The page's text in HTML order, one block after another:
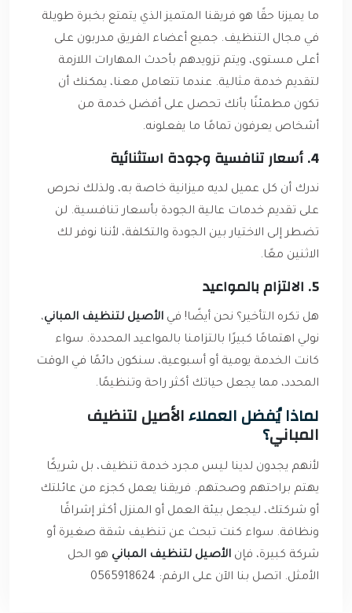
ما يميزنا حقًا هو فريقنا المتميز الذي يتمتع بخبرة طويلة
في مجال التنظيف. جميع أعضاء الفريق مدربون على
أعلى مستوى، ويتم تزويدهم بأحدث المهارات اللازمة
لتقديم خدمة مثالية. عندما تتعامل معنا، يمكنك أن
تكون مطمئنًا بأنك تحصل على أفضل خدمة من
أشخاص يعرفون تمامًا ما يفعلونه.
4. أسعار تنافسية وجودة استثنائية
ندرك أن كل عميل لديه ميزانية خاصة به، ولذلك نحرص
على تقديم خدمات عالية الجودة بأسعار تنافسية. لن
تضطر إلى الاختيار بين الجودة والتكلفة، لأننا نوفر لك
الاثنين معًا.
5. الالتزام بالمواعيد
هل تكره التأخير؟ نحن أيضًا! في الأصيل لتنظيف المباني،
نولي اهتمامًا كبيرًا بالتزامنا بالمواعيد المحددة. سواء
كانت الخدمة يومية أو أسبوعية، سنكون دائمًا في الوقت
المحدد، مما يجعل حياتك أكثر راحة وتنظيمًا.
لماذا يُفضل العملاءالأصيل لتنظيف
المباني؟
لأنهم يجدون لدينا ليس مجرد خدمة تنظيف، بل شريكًا
يهتم براحتهم وصحتهم. فريقنا يعمل كجزء من عائلتك
أو شركتك، ليجعل بيئة العمل أو المنزل أكثر إشراقًا
ونظافة. سواء كنت تبحث عن تنظيف شقة صغيرة أو
شركة كبيرة، فإن الأصيل لتنظيف المباني هو الحل
الأمثل. اتصل بنا الآن على الرقم: 0565918624